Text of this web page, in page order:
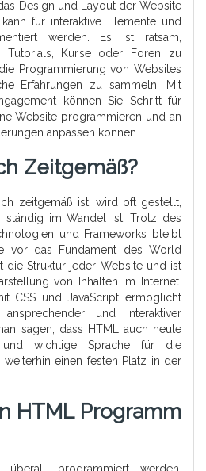
Design und Layout der Website
für interaktive Elemente und
werden. Es ist ratsam,
Tutorials, Kurse oder Foren zu
Programmierung von Websites
Erfahrungen zu sammeln. Mit
können Sie Schritt für
Website programmieren und an
anpassen können.
Zeitgemäß?
zeitgemäß ist, wird oft gestellt,
ständig im Wandel ist. Trotz des
und Frameworks bleibt
vor das Fundament des World
die Struktur jeder Website und ist
von Inhalten im Internet.
CSS und JavaScript ermöglicht
und interaktiver
sagen, dass HTML auch heute
wichtige Sprache für die
einen festen Platz in der
HTML Programm